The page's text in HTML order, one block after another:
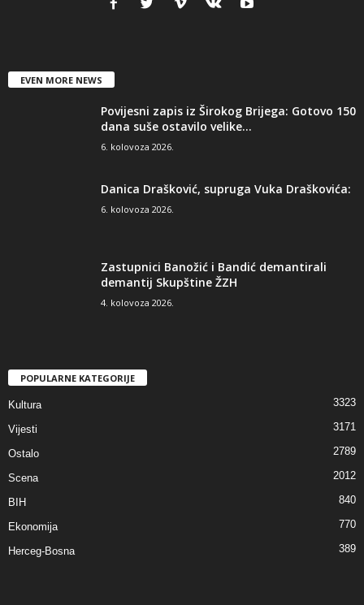
EVEN MORE NEWS
Povijesni zapis iz Širokog Brijega: Gotovo 150
dana suše ostavilo velike...
6. kolovoza 2026.
Danica Drašković, supruga Vuka Draškovića:
6. kolovoza 2026.
Zastupnici Banožić i Bandić demantirali
demantij Skupštine ŽZH
4. kolovoza 2026.
POPULARNE KATEGORIJE
Kultura 3323
Vijesti 3171
Ostalo 2789
Scena 2012
BIH 840
Ekonomija 770
Herceg-Bosna 389